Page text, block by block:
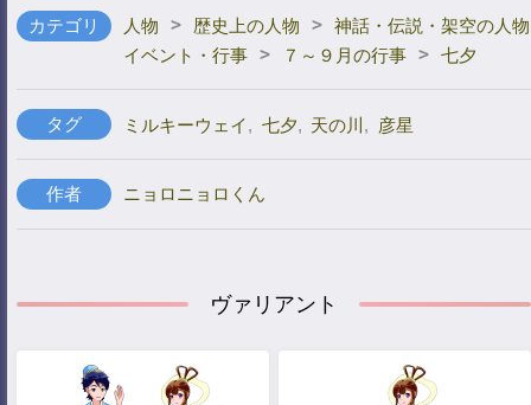
カテゴリ 人物 > 歴史上の人物 > 神話・伝説・架空の人物
イベント・行事 > ７～９月の行事 > 七夕
タグ ミルキーウェイ, 七夕, 天の川 , 彦星
作者 ニョロニョロくん
ヴァリアント